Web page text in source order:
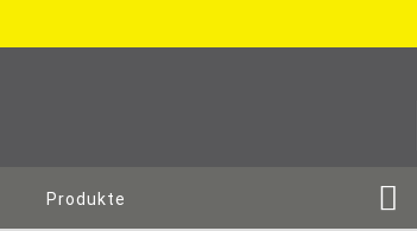
Produkte